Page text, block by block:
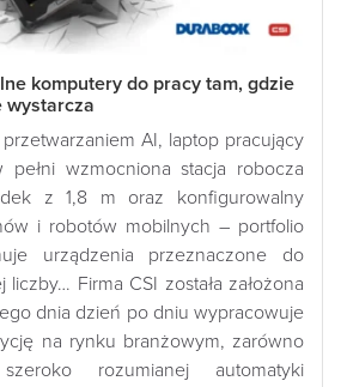
komputery do pracy tam, gdzie
wystarcza
AI, laptop pracujący
wzmocniona stacja robocza
z 1,8 m oraz konfigurowalny
i robotów mobilnych – portfolio
urządzenia przeznaczone do
Firma CSI została założona
dnia dzień po dniu wypracowuje
na rynku branżowym, zarówno
rozumianej automatyki